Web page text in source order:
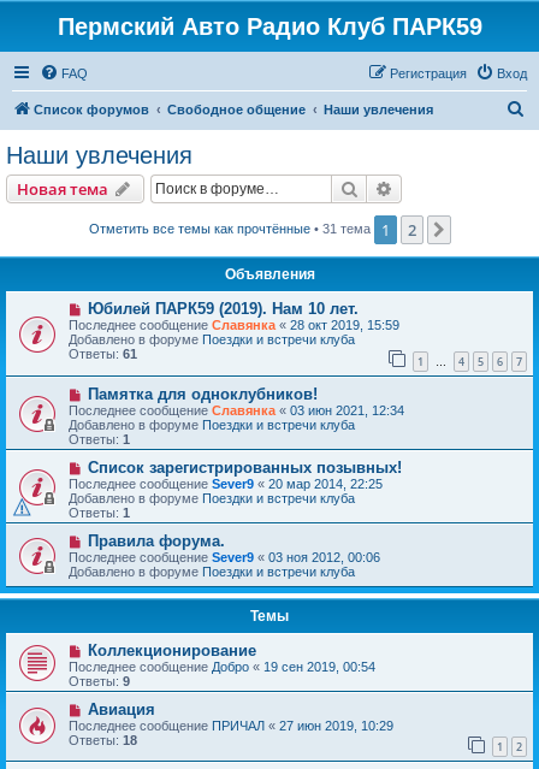
Пермский Авто Радио Клуб ПАРК59
FAQ Вход
Регистрация
Список форумов Свободное общение Наши увлечения
Наши увлечения
Новая тема Поиск
Отметить все темы как прочтённые• 31 тема 1 2
Объявления
Юбилей ПАРК59 (2019). Нам 10 лет.
Последнее сообщение Славянка « 28 окт 2019, 15:59
Добавлено в форуме Поездки и встречи клуба
Ответы: 61 1 … 4 5 6 7
Памятка для одноклубников!
Последнее сообщение Славянка « 03 июн 2021, 12:34
Добавлено в форуме Поездки и встречи клуба
Ответы: 1
Список зарегистрированных позывных!
Последнее сообщение Sever9 « 20 мар 2014, 22:25
Добавлено в форуме Поездки и встречи клуба
Ответы: 1
Правила форума.
Последнее сообщение Sever9 « 03 ноя 2012, 00:06
Добавлено в форуме Поездки и встречи клуба
Темы
Коллекционирование
Последнее сообщение Добро « 19 сен 2019, 00:54
Ответы: 9
Авиация
Последнее сообщение ПРИЧАЛ « 27 июн 2019, 10:29
Ответы: 18 1 2